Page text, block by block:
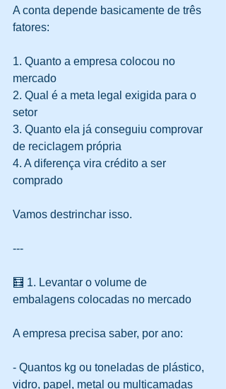
A conta depende basicamente de três
fatores:
1. Quanto a empresa colocou no
mercado
2. Qual é a meta legal exigida para o
setor
3. Quanto ela já conseguiu comprovar
de reciclagem própria
4. A diferença vira crédito a ser
comprado
Vamos destrinchar isso.
---
🧮 1. Levantar o volume de
embalagens colocadas no mercado
A empresa precisa saber, por ano:
- Quantos kg ou toneladas de plástico,
vidro, papel, metal ou multicamadas